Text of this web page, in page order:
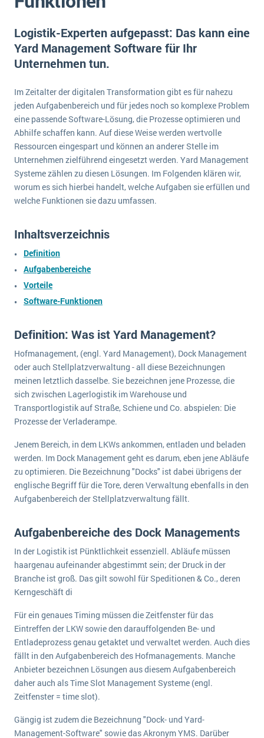
Vergleich
Auswahl
Schulung
Auswertung
Service und Wartung
E-commerce
Einzelhandel
Finanzen
Grosshandel
Handwerk
Health Care
IKT
Installation
Landwirtschaft
Maschinenbau
NGO
Lebensmittelindustrie
Logistik
Produktion
Immobilien
Services
Vermietung
Versorgung
Die 4 Komponenten eines CRM-Systems
5 Funktionen einer ERP-Software für Konzerne
Was ist Data Mining? - Ein Leitfaden für Unternehmen
Mehr über ERP-Software
ERP Wissenszentrum
Ein WMS implementieren: Das sind die 6
wichtigsten Punkte, die es zu beachten gilt
Service Level Agreements (SLA) und ERP: Was muss man wissen?
Digitale Arbeitsaufträge in Ihrem ERP- oder FSM-System: clever und effizient
MEHR ÜBER ERP-SOFTWARE
ERP News
SAP übernimmt Reltio für eine bessere
Die „SaaSpocalypse“: Was ist das und was bedeutet es für die Zukunft von Unternehmenssoftware?
SAP investiert mit zwei strategischen Übernahmen in Enterprise-KI
ERP-Trends in der Produktion
NACHRICHTENARCHIV
Über uns
DSGVO/GDPR
Kontakt
Logistik-Experten aufgepasst: Das kann eine
Yard Management Software für Ihr
Unternehmen tun.
Im Zeitalter der digitalen Transformation gibt es für nahezu
jeden Aufgabenbereich und für jedes noch so komplexe Problem
eine passende Software-Lösung, die Prozesse optimieren und
Abhilfe schaffen kann. Auf diese Weise werden wertvolle
Ressourcen eingespart und können an anderer Stelle im
Unternehmen zielführend eingesetzt werden. Yard Management
Systeme zählen zu diesen Lösungen. Im Folgenden klären wir,
worum es sich hierbei handelt, welche Aufgaben sie erfüllen und
welche Funktionen sie dazu umfassen.
Inhaltsverzeichnis
Definition
Aufgabenbereiche
Vorteile
Software-Funktionen
Definition: Was ist Yard Management?
Hofmanagement, (engl. Yard Management), Dock Management
oder auch Stellplatzverwaltung - all diese Bezeichnungen
meinen letztlich dasselbe. Sie bezeichnen jene Prozesse, die
sich zwischen Lagerlogistik im Warehouse und
Transportlogistik auf Straße, Schiene und Co. abspielen: Die
Prozesse der Verladerampe.
Jenem Bereich, in dem LKWs ankommen, entladen und beladen
werden. Im Dock Management geht es darum, eben jene Abläufe
zu optimieren. Die Bezeichnung "Docks" ist dabei übrigens der
englische Begriff für die Tore, deren Verwaltung ebenfalls in den
Aufgabenbereich der Stellplatzverwaltung fällt.
Aufgabenbereiche des Dock Managements
In der Logistik ist Pünktlichkeit essenziell. Abläufe müssen
haargenau aufeinander abgestimmt sein; der Druck in der
Branche ist groß. Das gilt sowohl für Speditionen & Co., deren
Kerngeschäft di
Für ein genaues Timing müssen die Zeitfenster für das
Eintreffen der LKW sowie den darauffolgenden Be- und
Entladeprozess genau getaktet und verwaltet werden. Auch dies
fällt in den Aufgabenbereich des Hofmanagements. Manche
Anbieter bezeichnen Lösungen aus diesem Aufgabenbereich
daher auch als Time Slot Management Systeme (engl.
Zeitfenster = time slot).
Gängig ist zudem die Bezeichnung "Dock- und Yard-
Management-Software" sowie das Akronym YMS. Darüber